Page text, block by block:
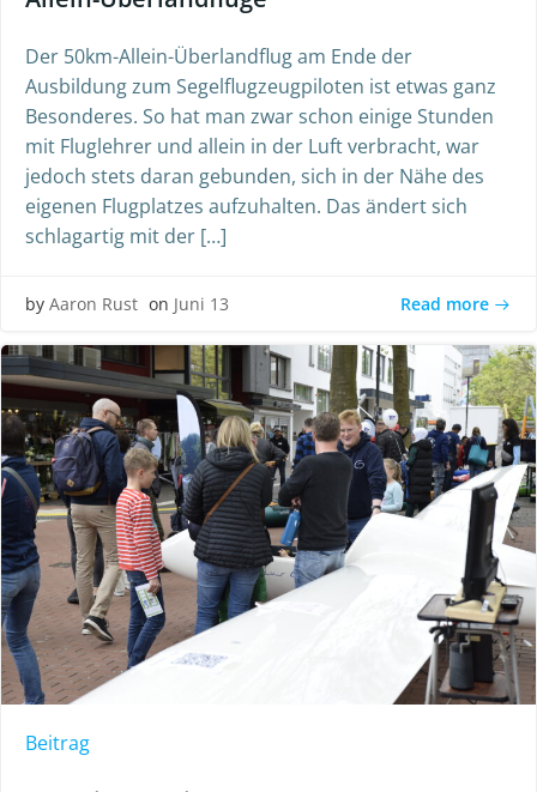
Der 50km-Allein-Überlandflug am Ende der
Ausbildung zum Segelflugzeugpiloten ist etwas ganz
Besonderes. So hat man zwar schon einige Stunden
mit Fluglehrer und allein in der Luft verbracht, war
jedoch stets daran gebunden, sich in der Nähe des
eigenen Flugplatzes aufzuhalten. Das ändert sich
schlagartig mit der […]
by Aaron Rust on Juni 13 Read more
Beitrag